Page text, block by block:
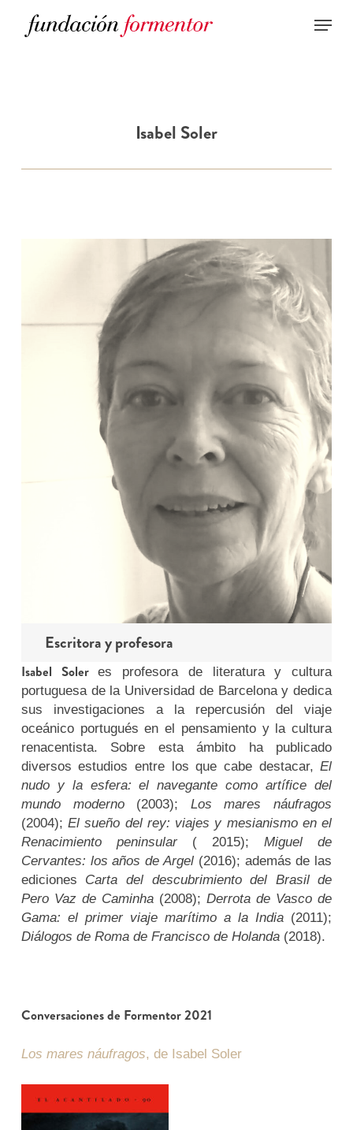
Isabel Soler
Escritora y profesora
Isabel Soleres profesora de literatura y cultura
portuguesa de la Universidad de Barcelona y dedica
sus investigaciones a la repercusión del viaje
oceánico portugués en el pensamiento y la cultura
renacentista. Sobre esta ámbito ha publicado
diversos estudios entre los que cabe destacar,El
nudo y la esfera: el navegante como artífice del
mundo moderno(2003); Los mares náufragos
(2004);El sueño del rey: viajes y mesianismo en el
Renacimiento peninsular( 2015);Miguel de
Cervantes: los años de Argel (2016); además de las
ediciones Carta del descubrimiento del Brasil de
Pero Vaz de Caminha(2008);Derrota de Vasco de
Gama: el primer viaje marítimo a la India (2011);
Diálogos de Roma de Francisco de Holanda(2018).
Conversaciones de Formentor 2021
Los mares náufragos, de Isabel Soler